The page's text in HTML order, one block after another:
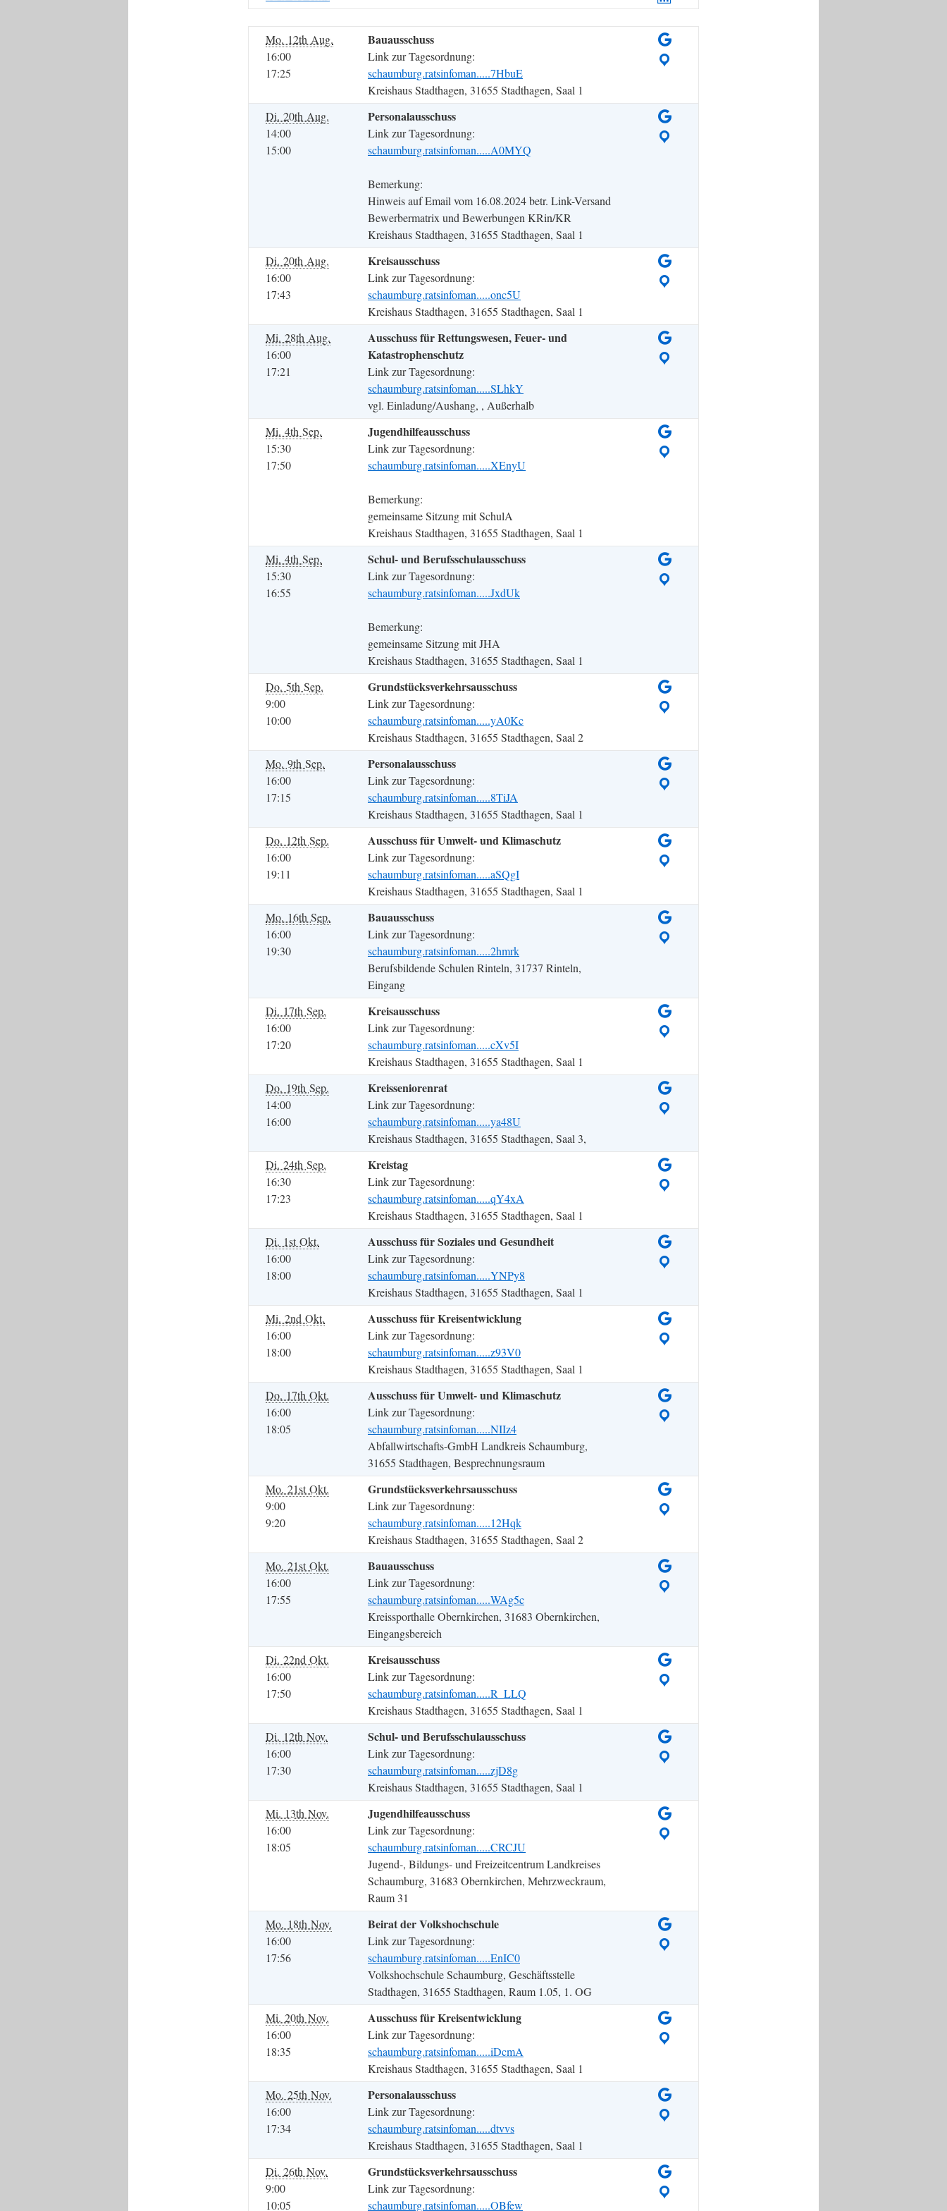
Mo. 12th Aug.
16:00
17:25
Bauausschuss
Link zur Tagesordnung:
schaumburg.ratsinfoman.....7HbuE
Kreishaus Stadthagen, 31655 Stadthagen, Saal 1
Di. 20th Aug.
14:00
15:00
Personalausschuss
Link zur Tagesordnung:
schaumburg.ratsinfoman.....A0MYQ
Bemerkung:
Hinweis auf Email vom 16.08.2024 betr. Link-Versand
Bewerbermatrix und Bewerbungen KRin/KR
Kreishaus Stadthagen, 31655 Stadthagen, Saal 1
Di. 20th Aug.
16:00
17:43
Kreisausschuss
Link zur Tagesordnung:
schaumburg.ratsinfoman.....onc5U
Kreishaus Stadthagen, 31655 Stadthagen, Saal 1
Mi. 28th Aug.
16:00
17:21
Ausschuss für Rettungswesen, Feuer- und
Katastrophenschutz
Link zur Tagesordnung:
schaumburg.ratsinfoman.....SLhkY
vgl. Einladung/Aushang, , Außerhalb
Mi. 4th Sep.
15:30
17:50
Jugendhilfeausschuss
Link zur Tagesordnung:
schaumburg.ratsinfoman.....XEnyU
Bemerkung:
gemeinsame Sitzung mit SchulA
Kreishaus Stadthagen, 31655 Stadthagen, Saal 1
Mi. 4th Sep.
15:30
16:55
Schul- und Berufsschulausschuss
Link zur Tagesordnung:
schaumburg.ratsinfoman.....JxdUk
Bemerkung:
gemeinsame Sitzung mit JHA
Kreishaus Stadthagen, 31655 Stadthagen, Saal 1
Do. 5th Sep.
9:00
10:00
Grundstücksverkehrsausschuss
Link zur Tagesordnung:
schaumburg.ratsinfoman.....yA0Kc
Kreishaus Stadthagen, 31655 Stadthagen, Saal 2
Mo. 9th Sep.
16:00
17:15
Personalausschuss
Link zur Tagesordnung:
schaumburg.ratsinfoman.....8TiJA
Kreishaus Stadthagen, 31655 Stadthagen, Saal 1
Do. 12th Sep.
16:00
19:11
Ausschuss für Umwelt- und Klimaschutz
Link zur Tagesordnung:
schaumburg.ratsinfoman.....aSQgI
Kreishaus Stadthagen, 31655 Stadthagen, Saal 1
Mo. 16th Sep.
16:00
19:30
Bauausschuss
Link zur Tagesordnung:
schaumburg.ratsinfoman.....2hmrk
Berufsbildende Schulen Rinteln, 31737 Rinteln,
Eingang
Di. 17th Sep.
16:00
17:20
Kreisausschuss
Link zur Tagesordnung:
schaumburg.ratsinfoman.....cXv5I
Kreishaus Stadthagen, 31655 Stadthagen, Saal 1
Do. 19th Sep.
14:00
16:00
Kreisseniorenrat
Link zur Tagesordnung:
schaumburg.ratsinfoman.....ya48U
Kreishaus Stadthagen, 31655 Stadthagen, Saal 3,
Di. 24th Sep.
16:30
17:23
Kreistag
Link zur Tagesordnung:
schaumburg.ratsinfoman.....qY4xA
Kreishaus Stadthagen, 31655 Stadthagen, Saal 1
Di. 1st Okt.
16:00
18:00
Ausschuss für Soziales und Gesundheit
Link zur Tagesordnung:
schaumburg.ratsinfoman.....YNPy8
Kreishaus Stadthagen, 31655 Stadthagen, Saal 1
Mi. 2nd Okt.
16:00
18:00
Ausschuss für Kreisentwicklung
Link zur Tagesordnung:
schaumburg.ratsinfoman.....z93V0
Kreishaus Stadthagen, 31655 Stadthagen, Saal 1
Do. 17th Okt.
16:00
18:05
Ausschuss für Umwelt- und Klimaschutz
Link zur Tagesordnung:
schaumburg.ratsinfoman.....NIIz4
Abfallwirtschafts-GmbH Landkreis Schaumburg,
31655 Stadthagen, Besprechnungsraum
Mo. 21st Okt.
9:00
9:20
Grundstücksverkehrsausschuss
Link zur Tagesordnung:
schaumburg.ratsinfoman.....12Hqk
Kreishaus Stadthagen, 31655 Stadthagen, Saal 2
Mo. 21st Okt.
16:00
17:55
Bauausschuss
Link zur Tagesordnung:
schaumburg.ratsinfoman.....WAg5c
Kreissporthalle Obernkirchen, 31683 Obernkirchen,
Eingangsbereich
Di. 22nd Okt.
16:00
17:50
Kreisausschuss
Link zur Tagesordnung:
schaumburg.ratsinfoman.....R_LLQ
Kreishaus Stadthagen, 31655 Stadthagen, Saal 1
Di. 12th Nov.
16:00
17:30
Schul- und Berufsschulausschuss
Link zur Tagesordnung:
schaumburg.ratsinfoman.....zjD8g
Kreishaus Stadthagen, 31655 Stadthagen, Saal 1
Mi. 13th Nov.
16:00
18:05
Jugendhilfeausschuss
Link zur Tagesordnung:
schaumburg.ratsinfoman.....CRCJU
Jugend-, Bildungs- und Freizeitcentrum Landkreises
Schaumburg, 31683 Obernkirchen, Mehrzweckraum,
Raum 31
Mo. 18th Nov.
16:00
17:56
Beirat der Volkshochschule
Link zur Tagesordnung:
schaumburg.ratsinfoman.....EnIC0
Volkshochschule Schaumburg, Geschäftsstelle
Stadthagen, 31655 Stadthagen, Raum 1.05, 1. OG
Mi. 20th Nov.
16:00
18:35
Ausschuss für Kreisentwicklung
Link zur Tagesordnung:
schaumburg.ratsinfoman.....iDcmA
Kreishaus Stadthagen, 31655 Stadthagen, Saal 1
Mo. 25th Nov.
16:00
17:34
Personalausschuss
Link zur Tagesordnung:
schaumburg.ratsinfoman.....dtvvs
Kreishaus Stadthagen, 31655 Stadthagen, Saal 1
Di. 26th Nov.
9:00
10:05
Grundstücksverkehrsausschuss
Link zur Tagesordnung:
schaumburg.ratsinfoman.....OBfew